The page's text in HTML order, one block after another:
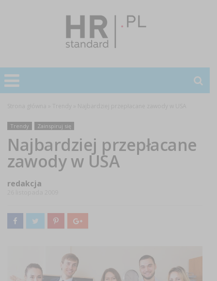
Trendy Zainspiruj się
Najbardziej przepłacane
zawody w USA
redakcja